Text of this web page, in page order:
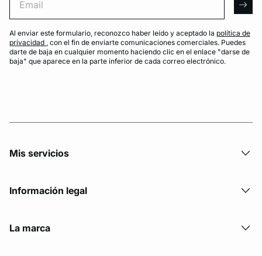
Al enviar este formulario, reconozco haber leído y aceptado la política de
privacidad , con el fin de enviarte comunicaciones comerciales. Puedes
darte de baja en cualquier momento haciendo clic en el enlace "darse de
baja" que aparece en la parte inferior de cada correo electrónico.
Mis servicios
Información legal
La marca